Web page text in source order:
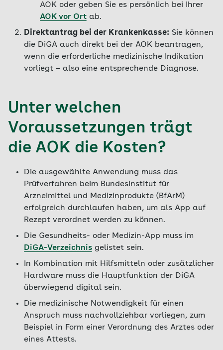
AOK oder geben Sie es persönlich bei Ihrer
AOK vor Ort ab.
Direktantrag bei der Krankenkasse: Sie können
die DiGA auch direkt bei der AOK beantragen,
wenn die erforderliche medizinische Indikation
vorliegt – also eine entsprechende Diagnose.
Unter welchen
Voraussetzungen trägt
die AOK die Kosten?
Die ausgewählte Anwendung muss das
Prüfverfahren beim Bundesinstitut für
Arzneimittel und Medizinprodukte (BfArM)
erfolgreich durchlaufen haben, um als App auf
Rezept verordnet werden zu können.
Die Gesundheits- oder Medizin-App muss im
DiGA-Verzeichnis gelistet sein.
In Kombination mit Hilfsmitteln oder zusätzlicher
Hardware muss die Hauptfunktion der DiGA
überwiegend digital sein.
Die medizinische Notwendigkeit für einen
Anspruch muss nachvollziehbar vorliegen, zum
Beispiel in Form einer Verordnung des Arztes oder
eines Attests.